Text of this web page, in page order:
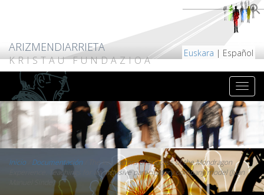
ARIZMENDIARRIETA
KRISTAU FUNDAZIOA
Euskara | Español
Inicio/ Documentación
The key factors of success of the Mondragon
Experience. Teachings for an inclusive participatory company model (Juan
Manuel Sinde)